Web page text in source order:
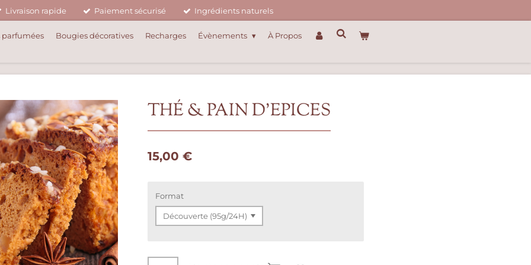
Livraison rapide Paiement sécurisé Ingrédients naturels
parfumées Bougies décoratives Recharges Évènements À Propos
THÉ & PAIN D'EPICES
15,00 €
Format